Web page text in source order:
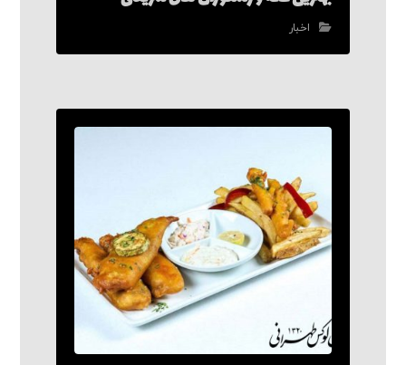
اخبار